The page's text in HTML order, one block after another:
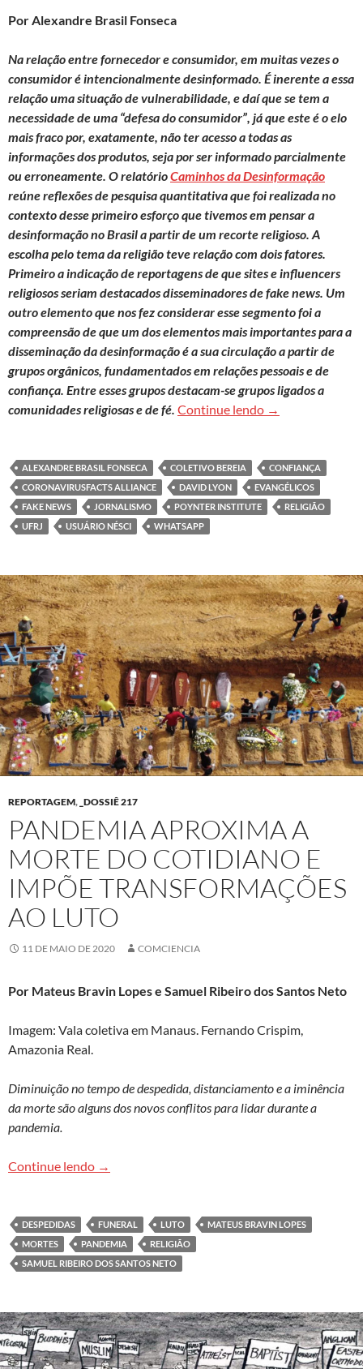
Por Alexandre Brasil Fonseca
Na relação entre fornecedor e consumidor, em muitas vezes o
consumidor é intencionalmente desinformado. É inerente a essa
relação uma situação de vulnerabilidade, e daí que se tem a
necessidade de uma “defesa do consumidor”, já que este é o elo
mais fraco por, exatamente, não ter acesso a todas as
informações dos produtos, seja por ser informado parcialmente
ou erroneamente. O relatórioCaminhos da Desinformação
reúne reflexões de pesquisa quantitativa que foi realizada no
contexto desse primeiro esforço que tivemos em pensar a
desinformação no Brasil a partir de um recorte religioso. A
escolha pelo tema da religião teve relação com dois fatores.
Primeiro a indicação de reportagens de que sites e influencers
religiosos seriam destacados disseminadores de fake news. Um
outro elemento que nos fez considerar esse segmento foi a
compreensão de que um dos elementos mais importantes para a
disseminação da desinformação é a sua circulação a partir de
grupos orgânicos, fundamentados em relações pessoais e de
confiança. Entre esses grupos destacam-se grupos ligados a
comunidades religiosas e de fé. Continue lendo Confio, logo
→
ALEXANDRE BRASIL FONSECA COLETIVO BEREIA
CONFIANÇA
CORONAVIRUSFACTS ALLIANCE
DAVID LYON
EVANGÉLICOS
FAKE NEWS
JORNALISMO POYNTER INSTITUTE
RELIGIÃO
UFRJ
USUÁRIO NÉSCI WHATSAPP
REPORTAGEM, _DOSSIÊ 217
PANDEMIA APROXIMA A
MORTE DO COTIDIANO E
IMPÕE TRANSFORMAÇÕES
AO LUTO
11 DE MAIO DE 2020 COMCIENCIA
Por Mateus Bravin Lopes e Samuel Ribeiro dos Santos Neto
Imagem: Vala coletiva em Manaus. Fernando Crispim,
Amazonia Real.
Diminuição no tempo de despedida, distanciamento e a iminência
da morte são alguns dos novos conflitos para lidar durante a
pandemia.
Continue lendo Pandemia aproxima a morte do cotidiano e
→
DESPEDIDAS FUNERAL LUTO
MATEUS BRAVIN LOPES
MORTES
PANDEMIA
RELIGIÃO
SAMUEL RIBEIRO DOS SANTOS NETO